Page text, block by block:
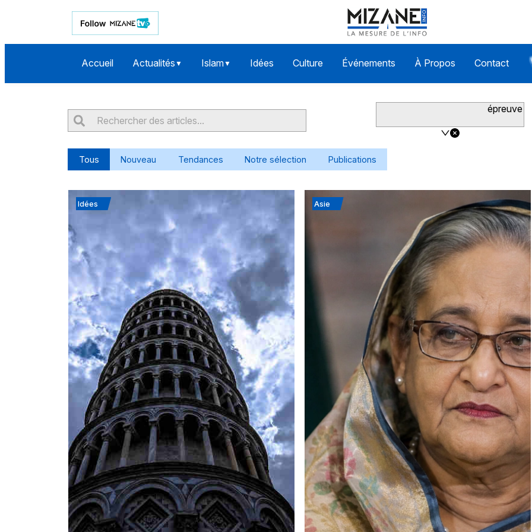
Accueil Actualités ▼ Islam▼ Idées Culture Événements À Propos Contact
épreuve
Tous Nouveau Tendances Notre sélection Publications
Idées Asie